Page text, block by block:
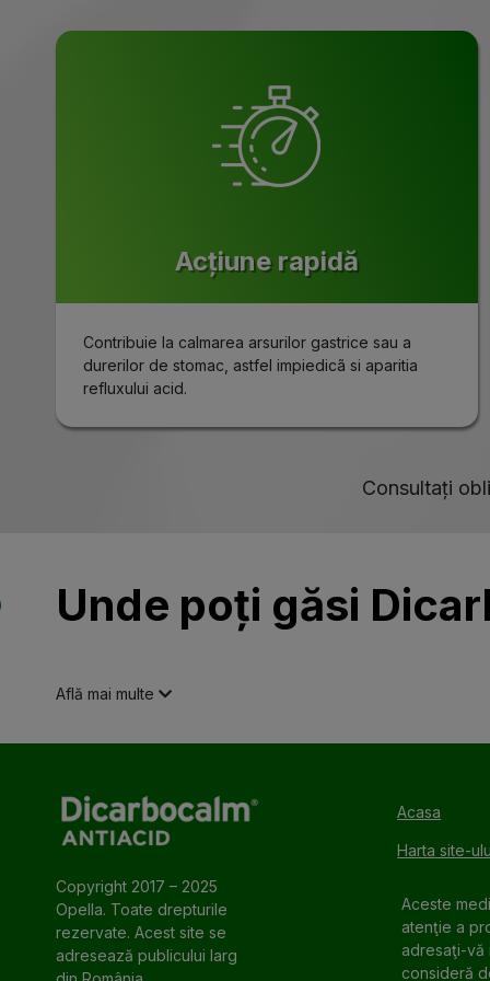
Acțiune rapidă
Contribuie la calmarea arsurilor gastrice sau a
durerilor de stomac, astfel impiedicã si aparitia
refluxului acid.
Consultați
Unde poți găsi
Află mai multe
Copyright 2017 – 2025
Opella. Toate drepturile
rezervate. Acest site se
adresează publicului larg
Acasa
Harta site-
Aceste
atenţie a
adresaţi-vă
consideră